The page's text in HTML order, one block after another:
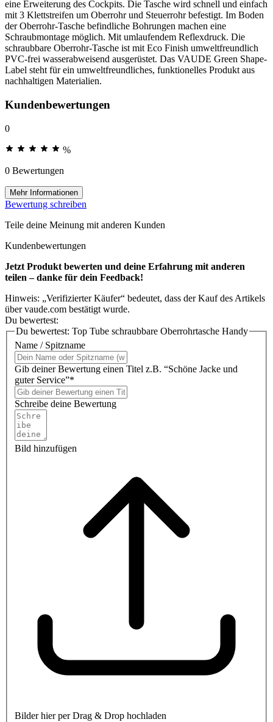
eine Erweiterung des Cockpits. Die Tasche wird schnell und einfach
mit 3 Klettstreifen um Oberrohr und Steuerrohr befestigt. Im Boden
der Oberrohr-Tasche befindliche Bohrungen machen eine
Schraubmontage möglich. Mit umlaufendem Reflexdruck. Die
schraubbare Oberrohr-Tasche ist mit Eco Finish umweltfreundlich
PVC-frei wasserabweisend ausgerüstet. Das VAUDE Green Shape-
Label steht für ein umweltfreundliches, funktionelles Produkt aus
nachhaltigen Materialien.
Kundenbewertungen
0
%
0 Bewertungen
Mehr Informationen
Bewertung schreiben
Teile deine Meinung mit anderen Kunden
Kundenbewertungen
Jetzt Produkt bewerten und deine Erfahrung mit anderen
teilen – danke für dein Feedback!
Hinweis: „Verifizierter Käufer“ bedeutet, dass der Kauf des Artikels
über vaude.com bestätigt wurde.
Du bewertest:
Du bewertest: Top Tube schraubbare Oberrohrtasche Handy
Name / Spitzname
Gib deiner Bewertung einen Titel z.B. “Schöne Jacke und
guter Service”*
Schreibe deine Bewertung
Bild hinzufügen
Bilder hier per Drag & Drop hochladen